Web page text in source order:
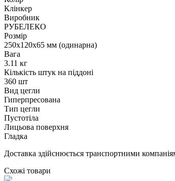
Клінкер
Виробник
РУБЕЛЕКО
Розмір
250х120х65 мм (одинарна)
Вага
3.11 кг
Кількість штук на піддоні
360 шт
Вид цегли
Гиперпресована
Тип цегли
Пустотіла
Лицьова поверхня
Гладка
Доставка здійснюється транспортними
Схожі товари